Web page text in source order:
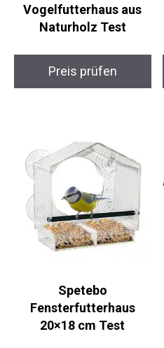
Vogelfutterhaus aus
Naturholz Test
Preis prüfen
Spetebo
Fensterfutterhaus
20×18 cm Test